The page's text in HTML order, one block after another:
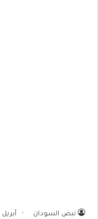
نبض السودان أبريل 19, 2026